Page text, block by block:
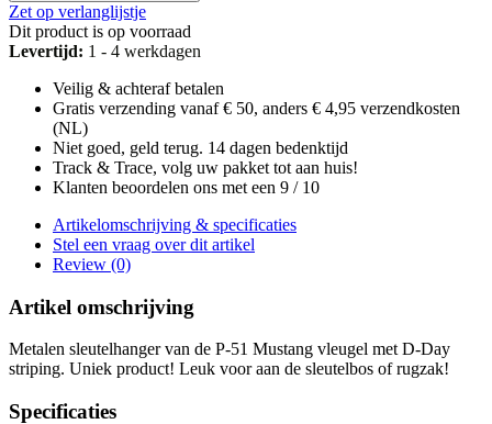
Zet op verlanglijstje
Dit product is op voorraad
Levertijd: 1 - 4 werkdagen
Veilig & achteraf betalen
Gratis verzending vanaf € 50, anders € 4,95 verzendkosten
(NL)
Niet goed, geld terug. 14 dagen bedenktijd
Track & Trace, volg uw pakket tot aan huis!
Klanten beoordelen ons met een 9 / 10
Artikelomschrijving & specificaties
Stel een vraag over dit artikel
Review (0)
Artikel omschrijving
Metalen sleutelhanger van de P-51 Mustang vleugel met D-Day
striping. Uniek product! Leuk voor aan de sleutelbos of rugzak!
Specificaties